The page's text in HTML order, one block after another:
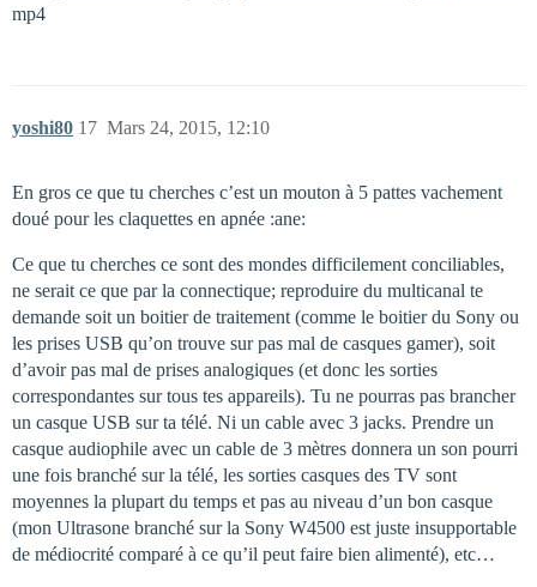
mp4
yoshi80 Mars 24, 2015, 12:10
17
En gros ce que tu cherches c’est un mouton à 5 pattes vachement
doué pour les claquettes en apnée :ane:
Ce que tu cherches ce sont des mondes difficilement conciliables,
ne serait ce que par la connectique; reproduire du multicanal te
demande soit un boitier de traitement (comme le boitier du Sony ou
les prises USB qu’on trouve sur pas mal de casques gamer), soit
d’avoir pas mal de prises analogiques (et donc les sorties
correspondantes sur tous tes appareils). Tu ne pourras pas brancher
un casque USB sur ta télé. Ni un cable avec 3 jacks. Prendre un
casque audiophile avec un cable de 3 mètres donnera un son pourri
une fois branché sur la télé, les sorties casques des TV sont
moyennes la plupart du temps et pas au niveau d’un bon casque
(mon Ultrasone branché sur la Sony W4500 est juste insupportable
de médiocrité comparé à ce qu’il peut faire bien alimenté), etc…